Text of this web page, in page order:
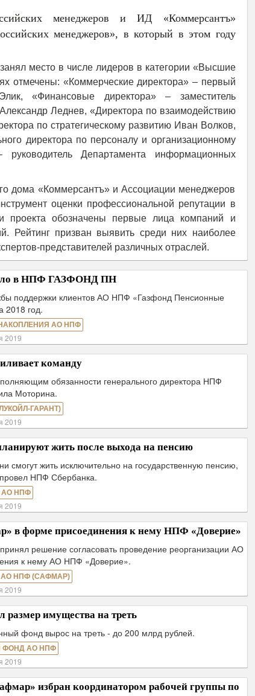
менеджеров и ИД «Коммерсантъ»
менеджеров», в который в этом году
место в числе лидеров в категории «Высшие
отмечены: «Коммерческие директора» – первый
«Финансовые директора» – заместитель
Леднев, «Директора по взаимодействию
по стратегическому развитию Иван Волков,
директора по персоналу и организационному
Департамента информационных
дома «Коммерсантъ» и Ассоциации менеджеров
оценки профессиональной репутации в
проекта обозначены первые лица компаний и
Рейтинг призван выявить среди них наиболее
представителей различных отраслей.
в НПФ ГАЗФОНД ПН
поддержки клиентов АО НПФ «Газфонд Пенсионные
2018 год.
АО НПФ
2019
команду
обязанности генерального директора НПФ
Моторина.
ГАРАНТ)
2019
жить после выхода на пенсию
смогут жить исключительно на государственную пенсию,
НПФ Сбербанка.
АО НПФ
2019
в форме присоединения к нему НПФ «Доверие»
решение согласовать проведение реорганизации АО
к нему АО НПФ «Доверие».
НПФ (САФМАР)
2019
имущества на треть
фонд вырос на треть - до 200 млрд рублей.
ФОНД АО НПФ
2019
избран координатором рабочей группы по